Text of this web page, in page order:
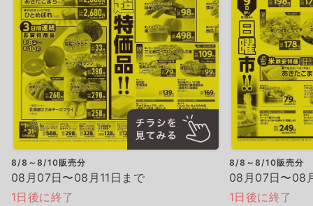
8/8～8/10販売分
08月07日〜08月11日まで
1日後に終了
8/8～8/10販売分
08月07日〜08
1日後に終了